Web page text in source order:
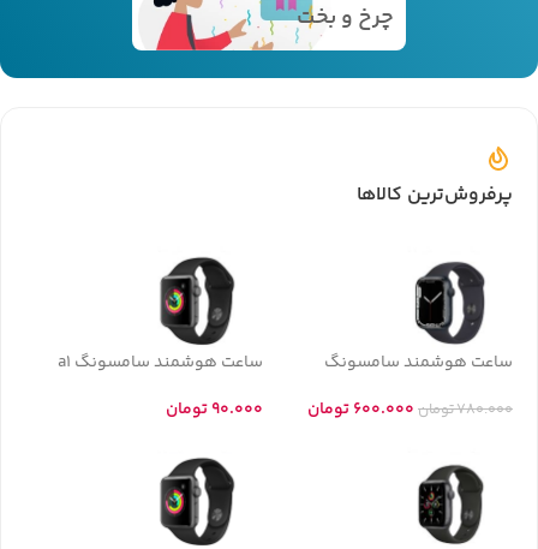
چرخ و بخت
پرفروش‌ترین کالاها
ساعت هوشمند سامسونگ
780.000تومان 600.000تومان
ساعت هوشمند سامسونگ a1
90.000تومان